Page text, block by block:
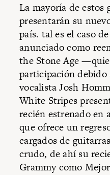
La mayoría de estos
presentarán su
país. tal es el caso
anunciado como
the Stone Age
participación debido
vocalista Josh
White Stripes
recién estrenado en
que ofrece un
cargados de
crudo, de ahí su
Grammy como